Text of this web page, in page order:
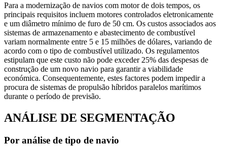
Para a modernização de navios com motor de dois tempos, os
principais requisitos incluem motores controlados eletronicamente
e um diâmetro mínimo de furo de 50 cm. Os custos associados aos
sistemas de armazenamento e abastecimento de combustível
variam normalmente entre 5 e 15 milhões de dólares, variando de
acordo com o tipo de combustível utilizado. Os regulamentos
estipulam que este custo não pode exceder 25% das despesas de
construção de um novo navio para garantir a viabilidade
económica. Consequentemente, estes factores podem impedir a
procura de sistemas de propulsão híbridos paralelos marítimos
durante o período de previsão.
ANÁLISE DE SEGMENTAÇÃO
Por análise de tipo de navio